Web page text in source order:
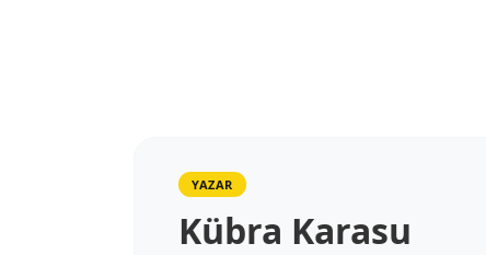
YAZAR
Kübra Karasu